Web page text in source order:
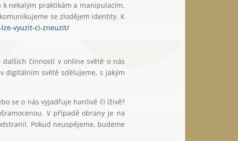
k nekalým praktikám a manipulacím.
se zlodějem identity. K
vyuzit-ci-zneuzit/
činností v online světě o nás
digitálním světě sdělujeme, s jakým
se o nás vyjadřuje hanlivě či lživě?
V případě obrany je na
Pokud neuspějeme, budeme